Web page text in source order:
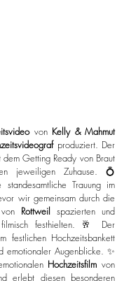
von Kelly & Mahmut
produziert. Der
Getting Ready von Braut
jeweiligen Zuhause. 💍
Trauung im
wir gemeinsam durch die
Rottweil spazierten und
filmisch festhielten. 🥂 Der
festlichen Hochzeitsbankett
emotionaler Augenblicke. ✨
Hochzeitsfilmvon
erlebt diesen besonderen